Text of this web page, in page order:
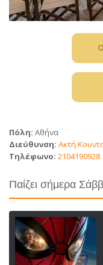
Πόλη: Αθήνα
Διεύθυνση: Ακτή
Τηλέφωνο: 2104190928
Παίζει σήμερα